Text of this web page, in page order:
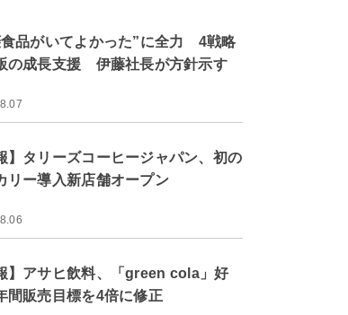
食品がいてよかった”に全力 4戦略
の成長支援 伊藤社長が方針示す
】タリーズコーヒージャパン、初の
リー導入新店舗オープン
】アサヒ飲料、「green cola」好
販売目標を4倍に修正